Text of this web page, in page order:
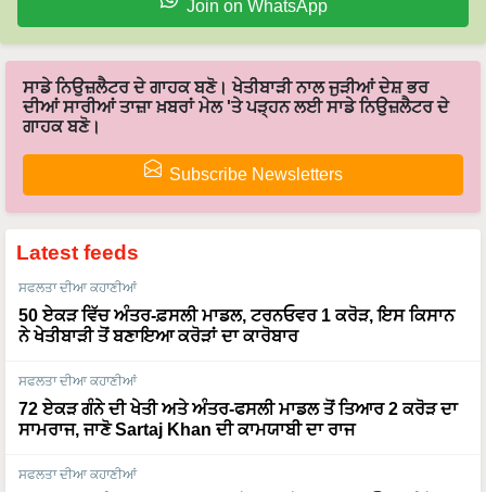
Join on WhatsApp
ਸਾਡੇ ਨਿਉਜ਼ਲੈਟਰ ਦੇ ਗਾਹਕ ਬਣੋ। ਖੇਤੀਬਾੜੀ ਨਾਲ ਜੁੜੀਆਂ ਦੇਸ਼ ਭਰ
ਦੀਆਂ ਸਾਰੀਆਂ ਤਾਜ਼ਾ ਖ਼ਬਰਾਂ ਮੇਲ 'ਤੇ ਪੜ੍ਹਨ ਲਈ ਸਾਡੇ ਨਿਉਜ਼ਲੈਟਰ ਦੇ
ਗਾਹਕ ਬਣੋ।
Subscribe Newsletters
Latest feeds
ਸਫਲਤਾ ਦੀਆ ਕਹਾਣੀਆਂ
50 ਏਕੜ ਵਿੱਚ ਅੰਤਰ-ਫ਼ਸਲੀ ਮਾਡਲ, ਟਰਨਓਵਰ 1 ਕਰੋੜ, ਇਸ ਕਿਸਾਨ
ਨੇ ਖੇਤੀਬਾੜੀ ਤੋਂ ਬਣਾਇਆ ਕਰੋੜਾਂ ਦਾ ਕਾਰੋਬਾਰ
ਸਫਲਤਾ ਦੀਆ ਕਹਾਣੀਆਂ
72 ਏਕੜ ਗੰਨੇ ਦੀ ਖੇਤੀ ਅਤੇ ਅੰਤਰ-ਫਸਲੀ ਮਾਡਲ ਤੋਂ ਤਿਆਰ 2 ਕਰੋੜ ਦਾ
ਸਾਮਰਾਜ, ਜਾਣੋ Sartaj Khan ਦੀ ਕਾਮਯਾਬੀ ਦਾ ਰਾਜ
ਸਫਲਤਾ ਦੀਆ ਕਹਾਣੀਆਂ